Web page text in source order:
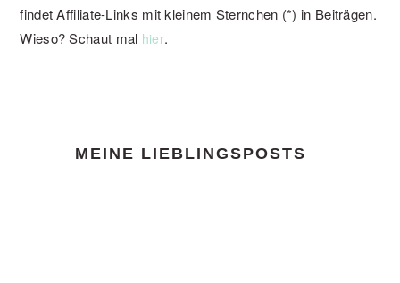
findet Affiliate-Links mit kleinem Sternchen (*) in Beiträgen.
Wieso? Schaut mal hier.
MEINE LIEBLINGSPOSTS